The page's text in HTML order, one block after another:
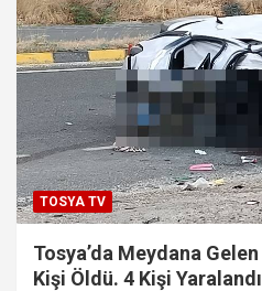
TOSYA TV
Tosya’da Meydana
Kişi Öldü. 4 Kişi